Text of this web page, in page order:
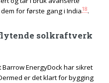
for første gang i India18.
solkraftverk
EnergyDock har sikret
er det klart for bygging